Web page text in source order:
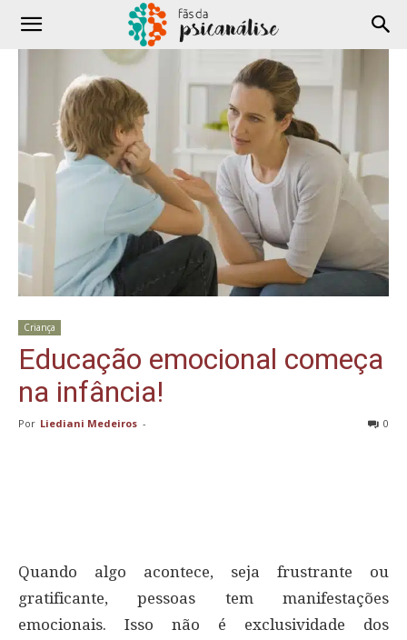
Criança
Educação emocional começa
na infância!
Por Liediani Medeiros - 0
Quando algo acontece, seja frustrante ou
gratificante, pessoas tem manifestações
emocionais. Isso não é exclusividade dos